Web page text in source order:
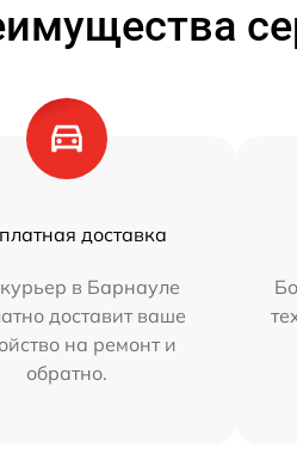
доставка
в Барнауле
доставит ваше
на ремонт и
обратно.